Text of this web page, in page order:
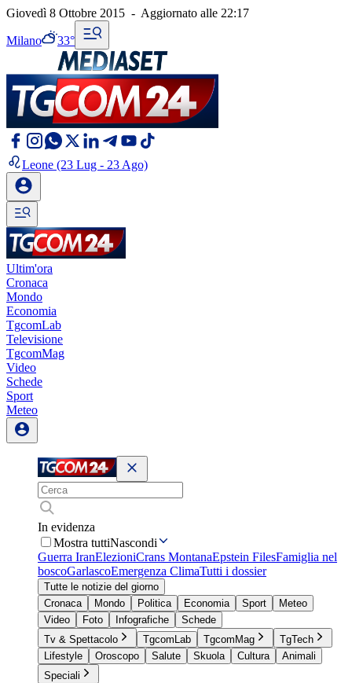
Giovedì 8 Ottobre 2015 - Aggiornato alle 22:17
Milano 33°
Leone (23 Lug - 23 Ago)
Ultim'ora
Cronaca
Mondo
Economia
TgcomLab
Televisione
TgcomMag
Video
Schede
Sport
Meteo
In evidenza
Mostra tuttiNascondi
Guerra IranElezioniCrans MontanaEpstein FilesFamiglia nel
boscoGarlascoEmergenza ClimaTutti i dossier
Tutte le notizie del giorno
Cronaca
Mondo Politica Economia Sport
Meteo
Video
Foto Infografiche
Schede
Tv & Spettacolo
TgcomLab TgcomMag
TgTech
Lifestyle
Oroscopo Salute Skuola Cultura
Animali
Speciali